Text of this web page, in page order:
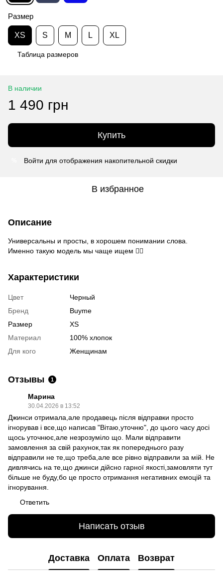
Размер
XS S M L XL
Таблица размеров
В наличии
1 490 грн
Купить
Войти для отображения накопительной скидки
В избранное
Описание
Универсальны и просты, в хорошем понимании слова.
Именно такую модель мы чаще ищем 👌🏻
Характеристики
Цвет
Черный
Бренд
Buyme
Размер
XS
Материал
100% хлопок
Для кого
Женщинам
Отзывы 1
Марина
30.04.2026 в 13:52
Джинси отримала,але продавець після відправки просто
ігнорував і все,що написав "Вітаю,уточню", до цього часу досі
щось уточнює,але незрозуміло що. Мали відправити
замовлення за свій рахунок,так як попереднього разу
відправили не те,що треба,але все рівно відправили за мій. Не
дивлячись на те,що джинси дійсно гарної якості,замовляти тут
більше не буду,бо це просто отримання негативних емоцій та
ігнорування.
Ответить
Написать отзыв
Доставка Оплата Возврат